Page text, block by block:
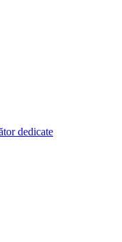
dedicate